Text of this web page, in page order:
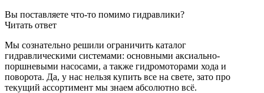
Вы поставляете что-то помимо гидравлики?
Читать ответ
Мы сознательно решили ограничить каталог
гидравлическими системами: основными аксиально-
поршневыми насосами, а также гидромоторами хода и
поворота. Да, у нас нельзя купить все на свете, зато про
текущий ассортимент мы знаем абсолютно всё.